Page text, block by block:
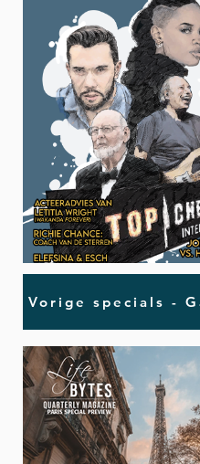
Vorige specials -